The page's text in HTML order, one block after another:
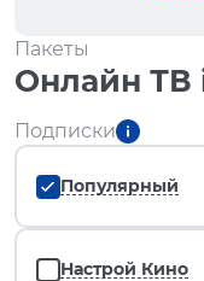
Пакеты
Онлайн ТВ
Подписки
Популярный
Настрой Кино